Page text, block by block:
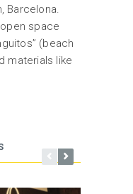
Barcelona.
space
(beach
materials like